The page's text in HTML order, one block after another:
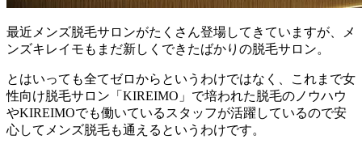
最近メンズ脱毛サロンがたくさん登場してきていますが、メ
ンズキレイモもまだ新しくできたばかりの脱毛サロン。
とはいっても全てゼロからというわけではなく、これまで女
性向け脱毛サロン「KIREIMO」で培われた脱毛のノウハウ
やKIREIMOでも働いているスタッフが活躍しているので安
心してメンズ脱毛も通えるというわけです。